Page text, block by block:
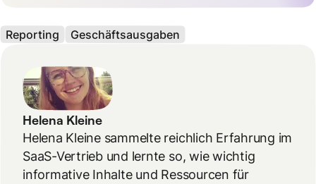
Reporting Geschäftsausgaben
Helena Kleine
Helena Kleine sammelte reichlich Erfahrung im
SaaS-Vertrieb und lernte so, wie wichtig
informative Inhalte und Ressourcen für